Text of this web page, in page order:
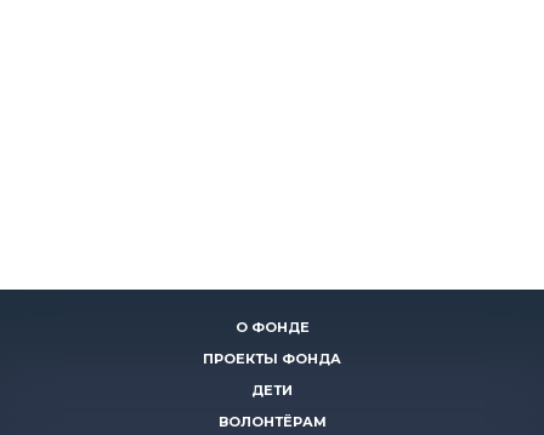
О ФОНДЕ
ПРОЕКТЫ ФОНДА
ДЕТИ
ВОЛОНТЁРАМ